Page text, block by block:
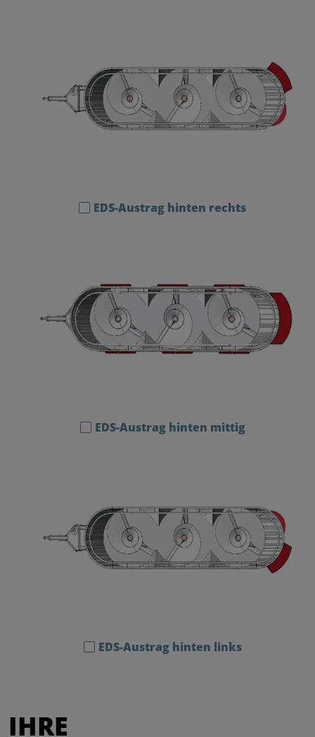
EDS-Austrag hinten rechts
EDS-Austrag hinten mittig
EDS-Austrag hinten links
IHRE